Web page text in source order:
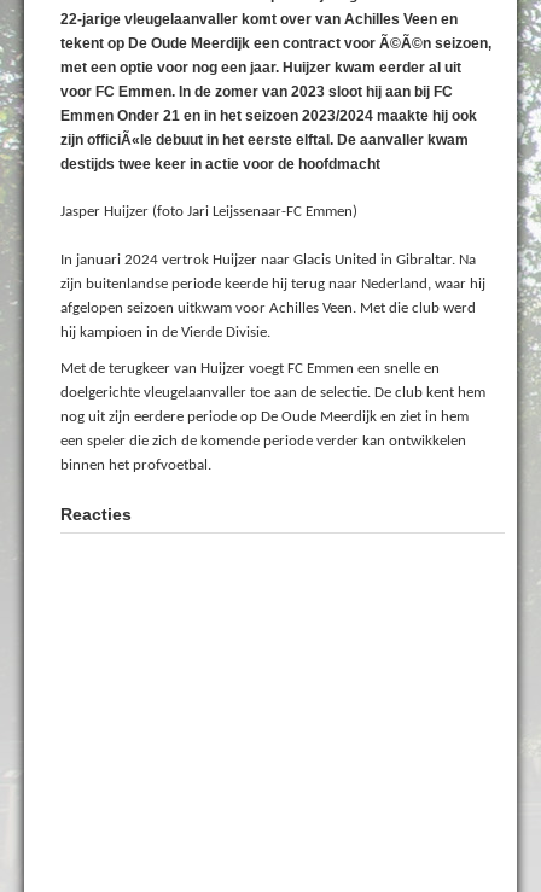
22-jarige vleugelaanvaller komt over van Achilles Veen en
tekent op De Oude Meerdijk een contract voor Ã©Ã©n seizoen,
met een optie voor nog een jaar. Huijzer kwam eerder al uit
voor FC Emmen. In de zomer van 2023 sloot hij aan bij FC
Emmen Onder 21 en in het seizoen 2023/2024 maakte hij ook
zijn officiÃ«le debuut in het eerste elftal. De aanvaller kwam
destijds twee keer in actie voor de hoofdmacht
Jasper Huijzer (foto Jari Leijssenaar-FC Emmen)
In januari 2024 vertrok Huijzer naar Glacis United in Gibraltar. Na
zijn buitenlandse periode keerde hij terug naar Nederland, waar hij
afgelopen seizoen uitkwam voor Achilles Veen. Met die club werd
hij kampioen in de Vierde Divisie.
Met de terugkeer van Huijzer voegt FC Emmen een snelle en
doelgerichte vleugelaanvaller toe aan de selectie. De club kent hem
nog uit zijn eerdere periode op De Oude Meerdijk en ziet in hem
een speler die zich de komende periode verder kan ontwikkelen
binnen het profvoetbal.
Reacties